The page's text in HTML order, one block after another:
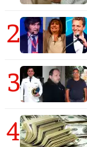
2
3
4